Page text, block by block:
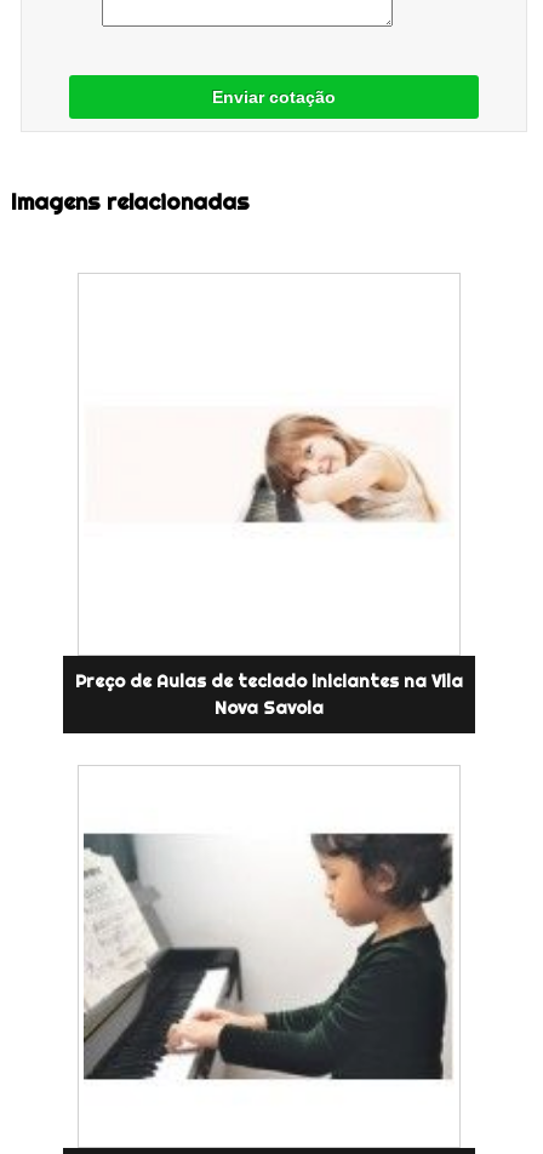
Enviar cotação
Imagens relacionadas
Preço de Aulas de teclado iniciantes na Vila
Nova Savoia